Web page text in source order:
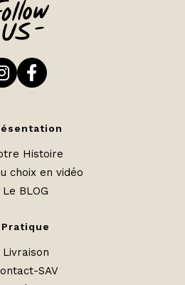
Histoire
choix en vidéo
Le BLOG
Pratique
Livraison
SAV